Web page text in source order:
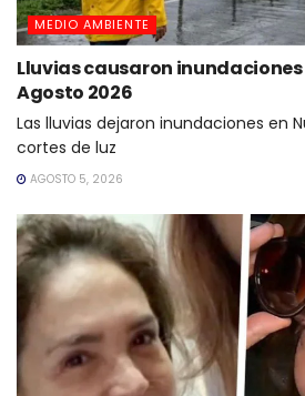
MEDIO AMBIENTE
Lluvias causaron inundaciones
Agosto 2026
Las lluvias dejaron inundaciones en
cortes de luz
AGOSTO 5, 2026